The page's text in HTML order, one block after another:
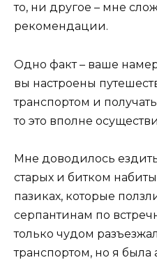
то, ни другое – мне
рекомендации.
Одно факт – ваше
вы настроены
транспортом и
то это вполне
Мне доводилось
старых и битком
пазиках, которые
серпантинам по
только чудом
транспортом, но я